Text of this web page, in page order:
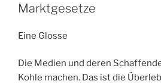
Marktgesetze
Eine Glosse
Die Medien und deren
Kohle machen. Das ist die